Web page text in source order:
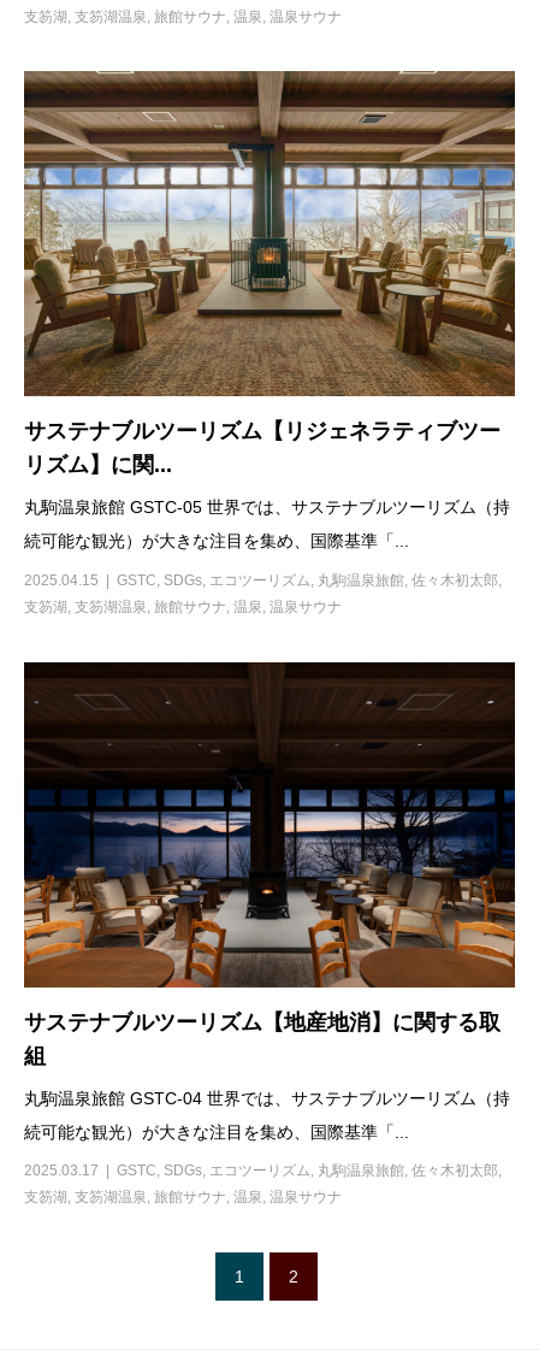
支笏湖 支笏湖温泉 旅館サウナ 温泉 温泉サウナ
サステナブルツーリズム【リジェネラティブツー
リズム】に関...
丸駒温泉旅館 GSTC-05 世界では、サステナブルツーリズム（持
続可能な観光）が大きな注目を集め、国際基準「...
2025.04.15 GSTC, SDGs, エコツーリズム, 丸駒温泉旅館, 佐々木初太郎,
支笏湖 , 支笏湖温泉, 旅館サウナ, 温泉, 温泉サウナ
サステナブルツーリズム【地産地消】に関する取
組
丸駒温泉旅館 GSTC-04 世界では、サステナブルツーリズム（持
続可能な観光）が大きな注目を集め、国際基準「...
2025.03.17 GSTC, SDGs, エコツーリズム, 丸駒温泉旅館, 佐々木初太郎,
支笏湖 , 支笏湖温泉, 旅館サウナ, 温泉, 温泉サウナ
1 2